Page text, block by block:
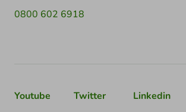
0800 602 6918
Youtube Twitter Linkedin